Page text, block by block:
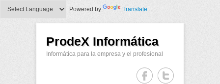
Powered by Translate
ProdeX Informática
Informática para la empresa y el profesional